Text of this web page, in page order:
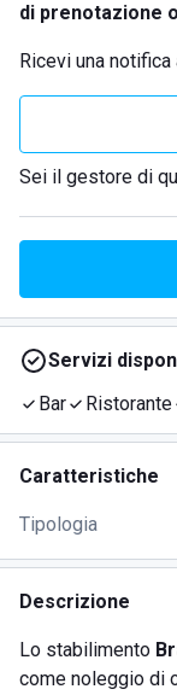
di prenotazione
Ricevi una
Sei il gestore di
Servizi
Bar
Ristorante
Caratteristiche
Tipologia
Descrizione
Lo stabilimento
come noleggio di